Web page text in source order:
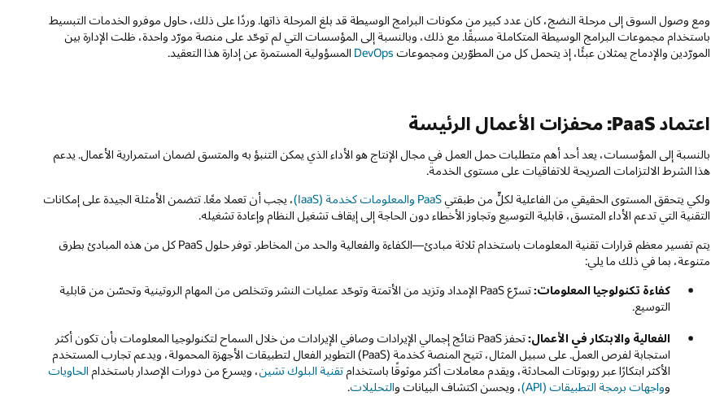
ومع وصول السوق إلى مرحلة النضج، كان عدد كبير من مكونات البرامج الوسيطة قد بلغ المرحلة ذاتها. وردًا على ذلك، حاول موفرو الخدمات التبسيط
باستخدام مجموعات البرامج الوسيطة المتكاملة مسبقًا. مع ذلك، وبالنسبة إلى المؤسسات التي لم توحّد على منصة مورّد واحدة، ظلت الإدارة بين
المورّدين والإدماج يمثلان عبئًا، إذ يتحمل كل من المطوّرين ومجموعات DevOps المسؤولية المستمرة عن إدارة هذا التعقيد.
اعتماد PaaS: محفزات الأعمال الرئيسة
بالنسبة إلى المؤسسات، يعد أحد أهم متطلبات حمل العمل في مجال الإنتاج هو الأداء الذي يمكن التنبؤ به والمتسق لضمان استمرارية الأعمال. يدعم
هذا الشرط الالتزامات الصريحة للاتفاقيات على مستوى الخدمة.
ولكي يتحقق المستوى الحقيقي من الفاعلية لكلٍّ من طبقتيPaaS والمعلومات كخدمة (IaaS)
، يجب أن تعملا معًا. تتضمن الأمثلة الجيدة على إمكانات
التقنية التي تدعم الأداء المتسق، قابلية التوسيع وتجاوز الأخطاء دون الحاجة إلى إيقاف تشغيل النظام وإعادة تشغيله.
يتم تفسير معظم قرارات تقنية المعلومات باستخدام ثلاثة مبادئ—الكفاءة والفعالية والحد من المخاطر. توفر حلول PaaS كل من هذه المبادئ بطرق
متنوعة، بما في ذلك ما يلي:
كفاءة تكنولوجيا المعلومات:
تسرّع PaaS الإمداد وتزيد من الأتمتة وتوحّد عمليات النشر وتتخلص من المهام الروتينية وتحسّن من قابلية
التوسيع.
الفعالية والابتكار في الأعمال:
تحفز PaaS نتائج إجمالي الإيرادات وصافي الإيرادات من خلال السماح لتكنولوجيا المعلومات بأن تكون أكثر
استجابة لفرص العمل. على سبيل المثال، تتيح المنصة كخدمة (PaaS) التطوير الفعال لتطبيقات الأجهزة المحمولة، ويدعم تجارب المستخدم
الأكثر ابتكارًا عبر روبوتات المحادثة، ويقدم معاملات أكثر موثوقًا باستخدام تقنية البلوك تشين، ويسرع من دورات الإصدار باستخدام الحاويات
وواجهات برمجة التطبيقات (API) ، ويحسن اكتشاف البيانات والتحليلات.